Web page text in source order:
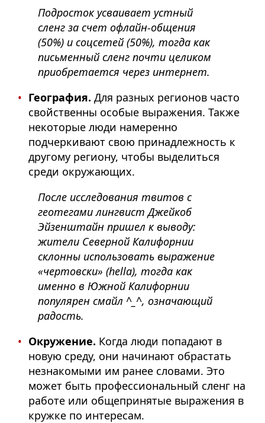
Подросток усваивает устный
сленг за счет офлайн-общения
(50%) и соцсетей (50%), тогда как
письменный сленг почти целиком
приобретается через интернет.
География. Для разных регионов часто
свойственны особые выражения. Также
некоторые люди намеренно
подчеркивают свою принадлежность к
другому региону, чтобы выделиться
среди окружающих.
После исследования твитов с
геотегами лингвист Джейкоб
Эйзенштайн пришел к выводу:
жители Северной Калифорнии
склонны использовать выражение
«чертовски» (hella), тогда как
именно в Южной Калифорнии
популярен смайл ^_^, означающий
радость.
Окружение. Когда люди попадают в
новую среду, они начинают обрастать
незнакомыми им ранее словами. Это
может быть профессиональный сленг на
работе или общепринятые выражения в
кружке по интересам.